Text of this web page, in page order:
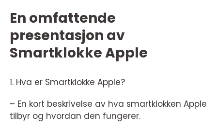
En omfattende
presentasjon av
Smartklokke Apple
1. Hva er Smartklokke Apple?
– En kort beskrivelse av hva smartklokken Apple
tilbyr og hvordan den fungerer.